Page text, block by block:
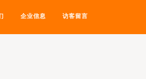
企业信息 访客留言